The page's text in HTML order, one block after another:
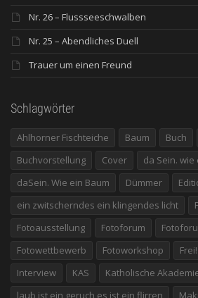
Nr. 26 – Flussseeschwalben
Nr. 25 – Abendliches Duell
Trauer um einen Freund
Schlagwörter
Ahlhorner Fischteiche Baum Buch
Buchvorstellung
Cover
da Sein. wie
daSein. Wie ein Baum
Dümmer
ein zwitscherndes ein klingendes licht
Fotoausstellung
Fotoforum
Fotowettbewerb
Fotoworkshop Frei!
Interview
KAS
Katholische
laub ist ein geruch es ist ein flirren